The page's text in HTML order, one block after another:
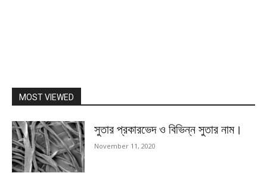
MOST VIEWED
সুতার প্রকারভেদ ও বিভিন্ন সুতার নাম।
November 11, 2020